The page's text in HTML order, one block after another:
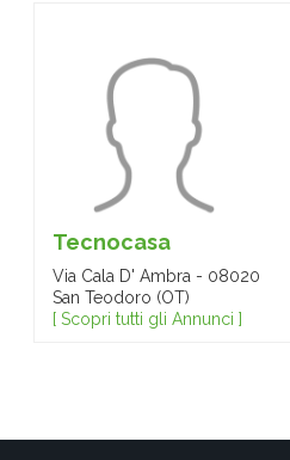
Tecnocasa
Via Cala D' Ambra - 08020
San Teodoro (OT)
[ Scopri tutti gli Annunci ]